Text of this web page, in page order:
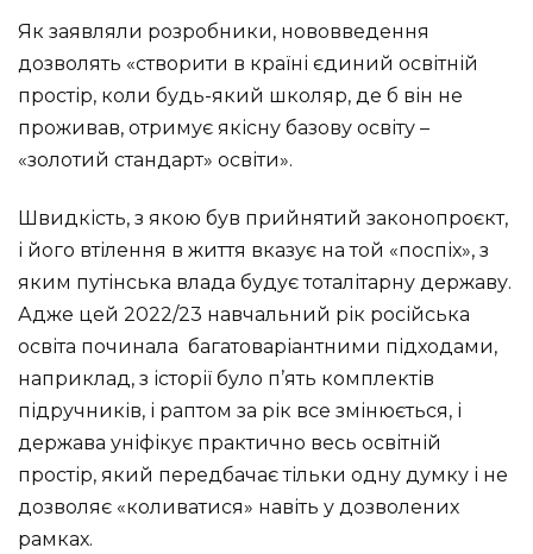
Як заявляли розробники, нововведення
дозволять «створити в країні єдиний освітній
простір, коли будь-який школяр, де б він не
проживав, отримує якісну базову освіту –
«золотий стандарт» освіти».
Швидкість, з якою був прийнятий законопроєкт,
і його втілення в життя вказує на той «поспіх», з
яким путінська влада будує тоталітарну державу.
Адже цей 2022/23 навчальний рік російська
освіта починала багатоваріантними підходами,
наприклад, з історії було п’ять комплектів
підручників, і раптом за рік все змінюється, і
держава уніфікує практично весь освітній
простір, який передбачає тільки одну думку і не
дозволяє «коливатися» навіть у дозволених
рамках.